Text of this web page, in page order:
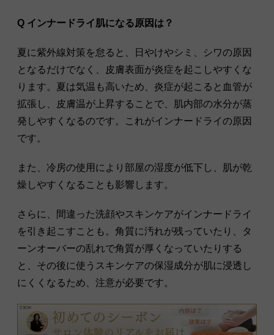
Q インナードライ肌になる原因は？
夏に紫外線対策を怠ると、日やけやシミ、シワの原因
となるだけでなく、皮膚表面が炎症を起こしやすくな
ります。夏は気温も高いため、炎症が起こると血管が
拡張し、皮膚温が上昇することで、肌内部の水分が蒸
発しやすくなるのです。これがインナードライの原因
です。
また、冷房の使用により部屋の湿度が低下し、肌が乾
燥しやすくなることも影響します。
さらに、間違った洗顔やスキンケアがインナードライ
を引き起こすことも。角質に汚れが残っていたり、タ
ーンオーバーの乱れで角質が厚くなっていたりする
と、その後に使うスキンケアの保湿成分が肌に浸透し
にくくなるため、注意が必要です。